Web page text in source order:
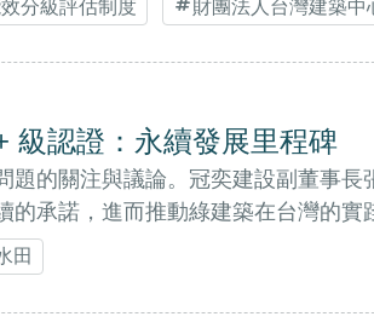
分級評估制度 財團法人台灣建築中
級認證：永續發展里程碑
的關注與議論。冠奕建設副董事長
承諾，進而推動綠建築在台灣的實
田